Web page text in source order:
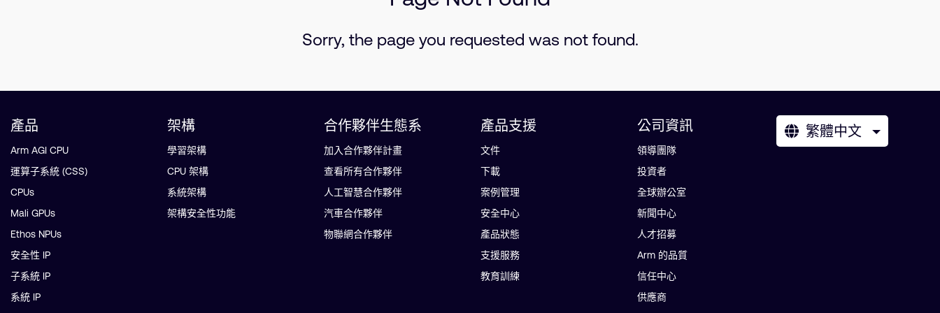
Sorry, the page you requested was not found.
產品
Arm AGI CPU
運算子系統 (CSS)
CPUs
Mali GPUs
Ethos NPUs
安全性 IP
子系統 IP
系統 IP
架構
學習架構
CPU 架構
系統架構
架構安全性功能
合作夥伴生態系
加入合作夥伴計畫
查看所有合作夥伴
人工智慧合作夥伴
汽車合作夥伴
物聯網合作夥伴
產品支援
文件
下載
案例管理
安全中心
產品狀態
支援服務
教育訓練
公司資訊
領導團隊
投資者
全球辦公室
新聞中心
人才招募
Arm 的品質
信任中心
供應商
繁體中文